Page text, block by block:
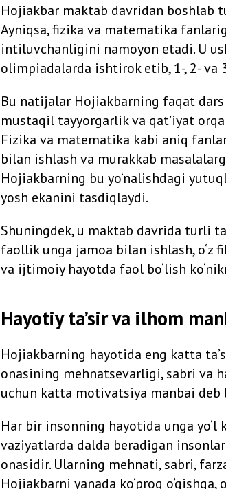
Hojiakbar maktab davridan
Ayniqsa, fizika va matematika
intiluvchanligini namoyon etadi. U
olimpiadalarda ishtirok etib, 1-, 2- va
Bu natijalar Hojiakbarning faqat dars
mustaqil tayyorgarlik va qat’iyat
Fizika va matematika kabi aniq
bilan ishlash va murakkab
Hojiakbarning bu yo‘nalishdagi
yosh ekanini tasdiqlaydi.
Shuningdek, u maktab davrida turli
faollik unga jamoa bilan ishlash,
va ijtimoiy hayotda faol bo‘lish
Hayotiy ta’sir va ilhom
Hojiakbarning hayotida eng katta
onasining mehnatsevarligi, sabri va
uchun katta motivatsiya manbai deb
Har bir insonning hayotida unga yo‘l
vaziyatlarda dalda beradigan
onasidir. Ularning mehnati, sabri,
Hojiakbarni yanada ko‘proq